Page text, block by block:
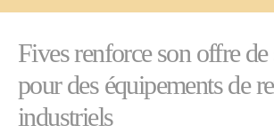
Fives renforce son offre de
pour des équipements de
industriels